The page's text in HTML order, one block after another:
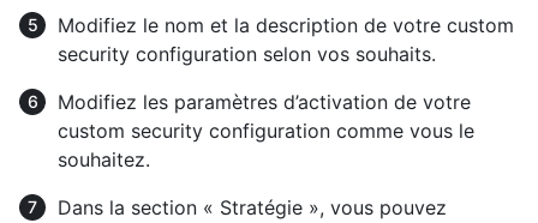
Modifiez le nom et la description de votre custom
security configuration selon vos souhaits.
Modifiez les paramètres d’activation de votre
custom security configuration comme vous le
souhaitez.
Dans la section « Stratégie », vous pouvez